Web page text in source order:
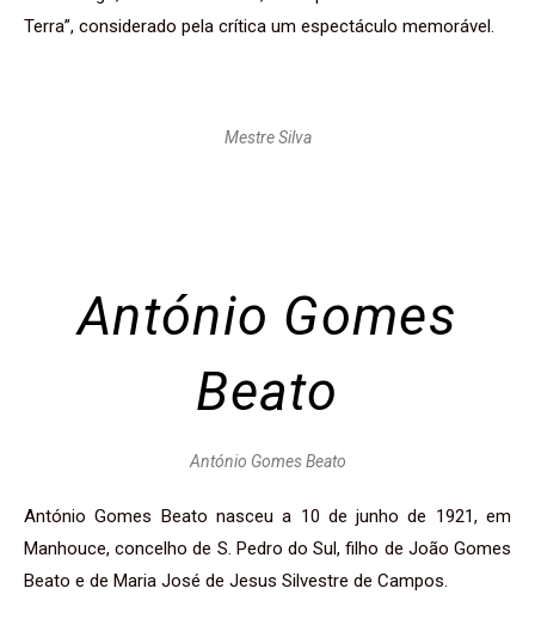
Terra”, considerado pela crítica um espectáculo memorável.
Mestre Silva
António Gomes
Beato
António Gomes Beato
António Gomes Beato nasceu a 10 de junho de 1921, em
Manhouce, concelho de S. Pedro do Sul, filho de João Gomes
Beato e de Maria José de Jesus Silvestre de Campos.